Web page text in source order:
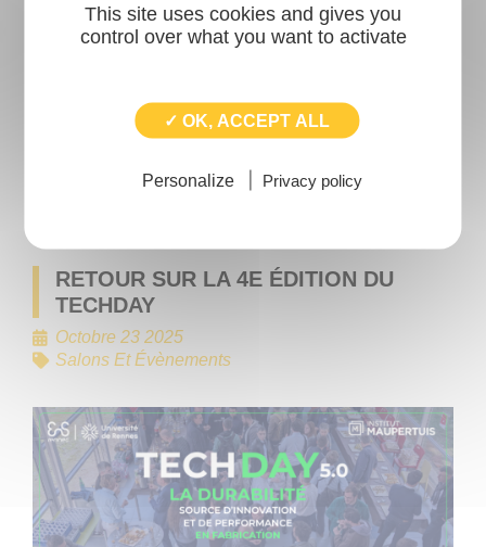
Rendez-vous le 9 décembre pour une journée
Machine à l’ère de l’IA et du Numérique 5.0.
LIRE L'ARTICLE
RETOUR SUR LA 4E ÉDITION DU
TECHDAY
Octobre 23 2025
Salons Et Évènements
This site uses cookies and gives you
control over what you want to activate
✓ OK, ACCEPT ALL
Personalize Privacy policy